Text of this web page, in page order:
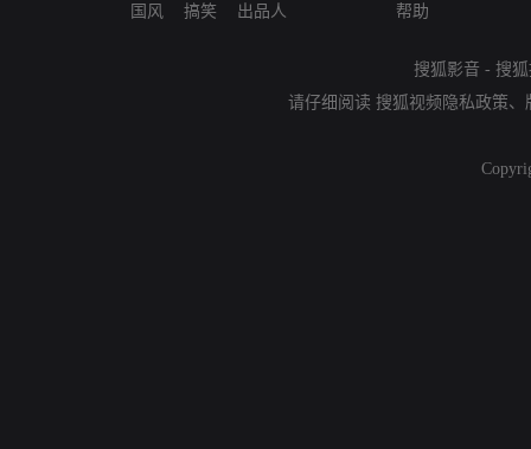
国风
搞笑
出品人
帮助
搜狐影音 - 搜
请仔细阅读 搜狐视频隐私政策、